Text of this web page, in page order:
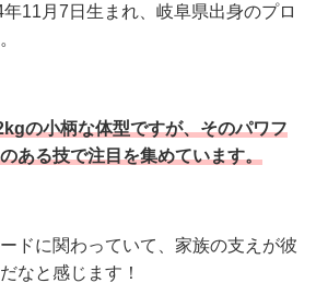
11月7日生まれ、岐阜県出身のプロ
の小柄な体型ですが、そのパワフ
ある技で注目を集めています。
ドに関わっていて、家族の支えが彼
なと感じます！